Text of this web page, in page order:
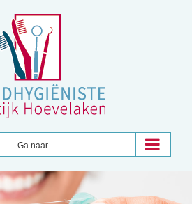
Ga naar...